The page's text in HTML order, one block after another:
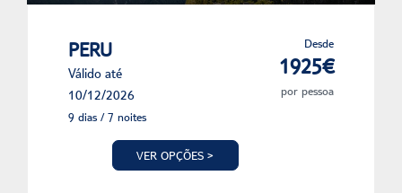
PERU
Válido até
10/12/2026
9 dias / 7 noites
Desde
1925€
por pessoa
VER OPÇÕES >